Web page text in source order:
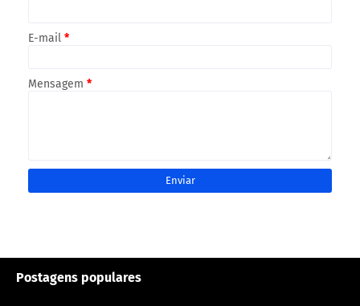
E-mail *
Mensagem *
Postagens populares